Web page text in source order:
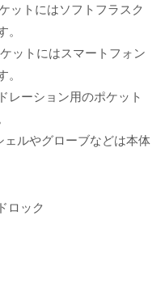
ットにはソフトフラスク
ットにはスマートフォン
レーション用のポケット
ェルやグローブなどは本体
ロック